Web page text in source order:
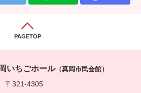
PAGETOP
いちごホール（真岡市民会館）
〒321-4305